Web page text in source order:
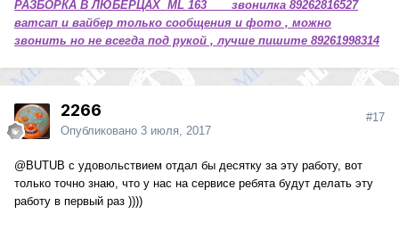
РАЗБОРКА В ЛЮБЕРЦАХ ML 163 звонилка 89262816527
ватсап и вайбер только сообщения и фото , можно
звонить но не всегда под рукой , лучше пишите 89261998314
2266
Опубликовано 3 июля, 2017
#17
@BUTUB с удовольствием отдал бы десятку за эту работу, вот
только точно знаю, что у нас на сервисе ребята будут делать эту
работу в первый раз ))))